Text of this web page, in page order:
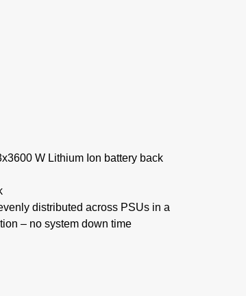
W Lithium Ion battery back
distributed across PSUs in a
– no system down time